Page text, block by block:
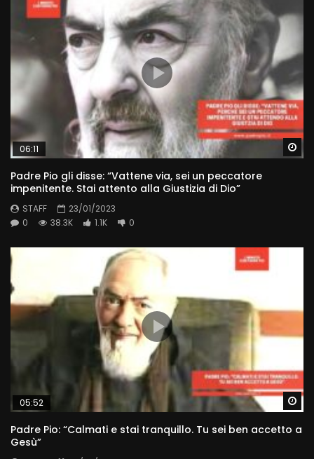
06:11
Padre Pio gli disse: “Vattene via, sei un peccatore
impenitente. Stai attento alla Giustizia di Dio”
STAFF
23/01/2023
0
38.3K 1.1K 0
05:52
Padre Pio: “Calmati e stai tranquillo. Tu sei ben accetto a
Gesù”